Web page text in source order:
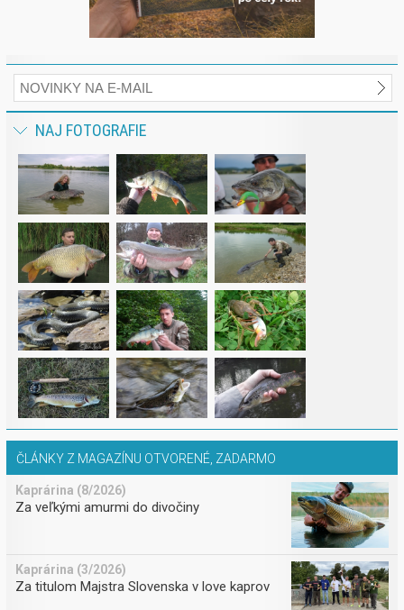
NAJ FOTOGRAFIE
ČLÁNKY Z MAGAZÍNU OTVORENÉ, ZADARMO
Kaprárina (8/2026)
Za veľkými amurmi do divočiny
Kaprárina (3/2026)
Za titulom Majstra Slovenska v love kaprov